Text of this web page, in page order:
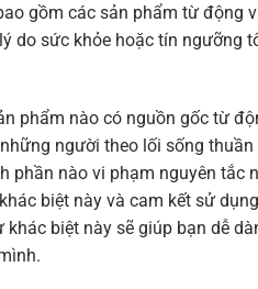
gồm các sản phẩm từ động
do sức khỏe hoặc tín ngưỡng
phẩm nào có nguồn gốc từ
người theo lối sống thuần
phần nào vi phạm nguyên tắc
biệt này và cam kết sử dụng
biệt này sẽ giúp bạn dễ